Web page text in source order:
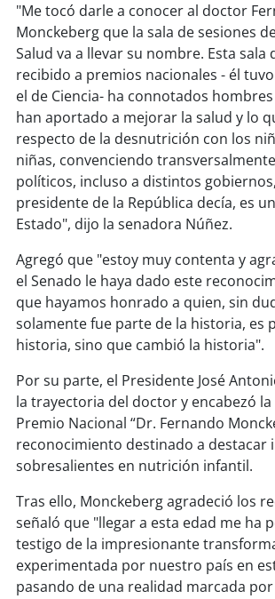
soycoronel
soyarauco
soytemuco
soyvaldivia
soyosorno
soy puertomontt
soy chiloé
"Me tocó darle a conocer al doctor
Monckeberg que la sala de sesiones
Salud va a llevar su nombre. Esta sala
recibido a premios nacionales - él
el de Ciencia- ha connotados
han aportado a mejorar la salud y lo
respecto de la desnutrición con los
niñas, convenciendo
políticos, incluso a distintos
presidente de la República decía, es
Estado", dijo la senadora Núñez.
Agregó que "estoy muy contenta y
el Senado le haya dado este
que hayamos honrado a quien, sin
solamente fue parte de la historia, es
historia, sino que cambió la historia".
Por su parte, el Presidente José
la trayectoria del doctor y encabezó
Premio Nacional “Dr. Fernando
reconocimiento destinado a destacar
sobresalientes en nutrición infantil.
Tras ello, Monckeberg agradeció los
señaló que "llegar a esta edad me ha
testigo de la impresionante
experimentada por nuestro país en
pasando de una realidad marcada